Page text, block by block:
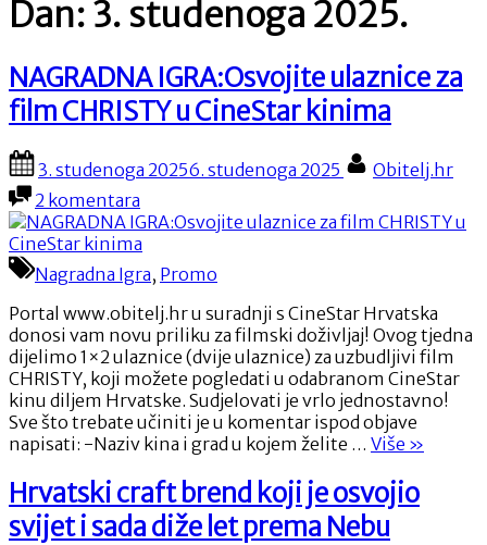
Dan: 3. studenoga 2025.
NAGRADNA IGRA:Osvojite ulaznice za
film CHRISTY u CineStar kinima
Posted
on
3. studenoga 20256. studenoga 2025 By
Obitelj.hr
2 komentara
NAGRADNA
IGRA:Osvojite
ulaznice
za
CHRISTY
u
CineStar
kinima
Nagradna Igra, Promo
Portal www.obitelj.hr u suradnji s CineStar Hrvatska
donosi vam novu priliku za filmski doživljaj! Ovog tjedna
dijelimo 1×2 ulaznice (dvije ulaznice) za uzbudljivi film
CHRISTY, koji možete pogledati u odabranom CineStar
kinu diljem Hrvatske. Sudjelovati je vrlo jednostavno!
Sve što trebate učiniti je u komentar ispod objave
napisati: -Naziv kina i grad u kojem želite … Više
ulaznice
za
»
Hrvatski craft brend koji je osvojio
svijet i sada diže let prema Nebu